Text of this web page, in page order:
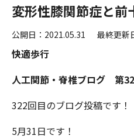
変形性膝関節症と前
公開日：2021.05.31 最終更新
快適歩行
人工関節・脊椎ブログ 第
322回目のブログ投稿です！
5月31日です！